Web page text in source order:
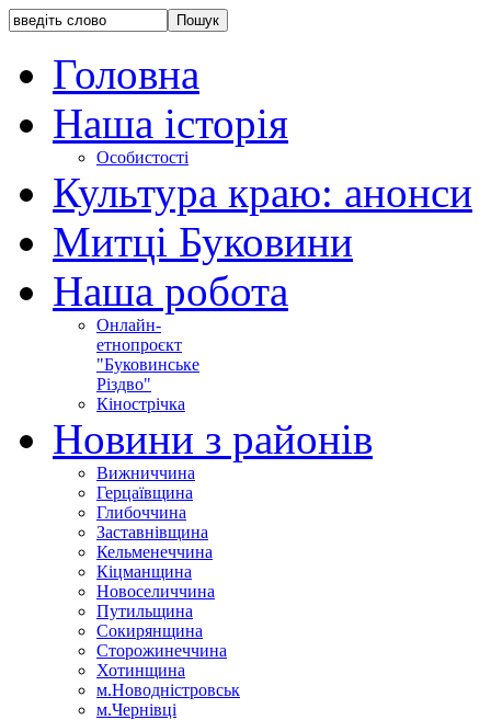
Головна
Наша історія
Особистості
Культура краю: анонси
Митці Буковини
Наша робота
Онлайн-
етнопроєкт
"Буковинське
Різдво"
Кінострічка
Новини з районів
Вижниччина
Герцаївщина
Глибоччина
Заставнівщина
Кельменеччина
Кіцманщина
Новоселиччина
Путильщина
Сокирянщина
Сторожинеччина
Хотинщина
м.Новодністровськ
м.Чернівці